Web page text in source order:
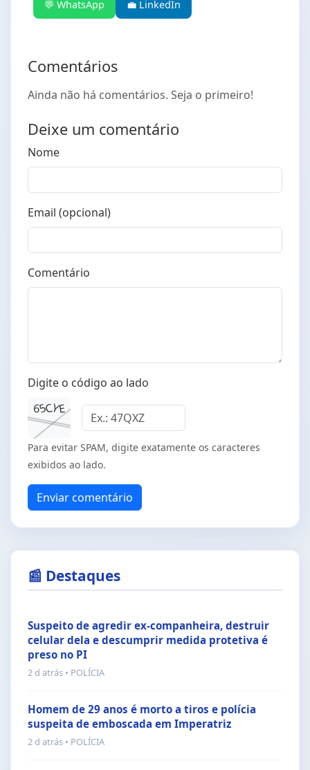
💬 WhatsApp 💼 LinkedIn
Comentários
Ainda não há comentários. Seja o primeiro!
Deixe um comentário
Nome
Email (opcional)
Comentário
Digite o código ao lado
65CYE
Para evitar SPAM, digite exatamente os caracteres
exibidos ao lado.
Enviar comentário
📰 Destaques
Suspeito de agredir ex-companheira, destruir
celular dela e descumprir medida protetiva é
preso no PI
2 d atrás • POLÍCIA
Homem de 29 anos é morto a tiros e polícia
suspeita de emboscada em Imperatriz
2 d atrás • POLÍCIA